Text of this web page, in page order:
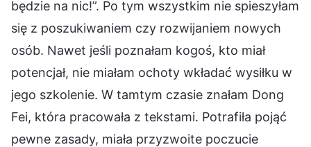
będzie na nic!”. Po tym wszystkim nie spieszyłam
się z poszukiwaniem czy rozwijaniem nowych
osób. Nawet jeśli poznałam kogoś, kto miał
potencjał, nie miałam ochoty wkładać wysiłku w
jego szkolenie. W tamtym czasie znałam Dong
Fei, która pracowała z tekstami. Potrafiła pojąć
pewne zasady, miała przyzwoite poczucie